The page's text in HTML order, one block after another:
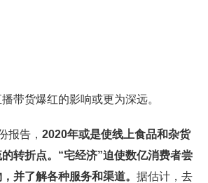
带货爆红的影响或更为深远。
报告， 2020年或是使线上食品和杂货
转折点。“宅经济”迫使数亿消费者尝
并了解各种服务和渠道。 据估计，去